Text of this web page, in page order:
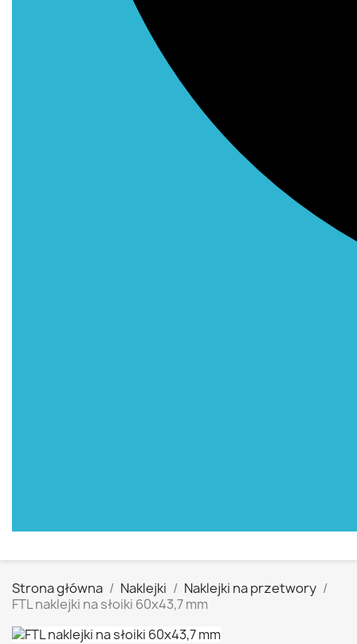
Strona główna Naklejki
Naklejki na przetwory
FTL naklejki na słoiki 60x43,7 mm